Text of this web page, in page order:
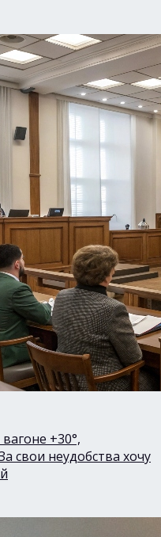
+30°,
свои неудобства хочу